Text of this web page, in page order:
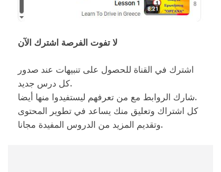
لا تفوت الفرصة اشترك الآن
اشترك في القناة للحصول على تنبيهات عند صدور
كل درس جديد.
شارك الروابط مع من تعرفهم ليستفيدوا منها أيضا.
كل اشتراك وتعليق منك يساعد في تطوير المحتوى
وتقديم المزيد من الدروس المفيدة مجانا.